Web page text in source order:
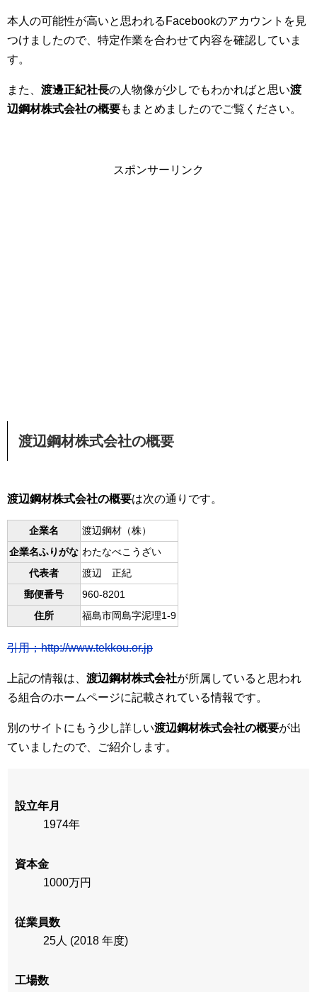
本人の可能性が高いと思われるFacebookのアカウントを見
つけましたので、特定作業を合わせて内容を確認していま
す。
また、 渡邊正紀社長の人物像が少しでもわかればと思い渡
辺鋼材株式会社の概要もまとめましたのでご覧ください。
スポンサーリンク
渡辺鋼材株式会社の概要
渡辺鋼材株式会社の概要は次の通りです。
企業名
渡辺鋼材（株）
企業名ふりがな わたなべこうざい
代表者
渡辺 正紀
郵便番号
960-8201
住所
福島市岡島字泥理1-9
引用；http://www.tekkou.or.jp
上記の情報は、 渡辺鋼材株式会社が所属していると思われ
る組合のホームページに記載されている情報です。
別のサイトにもう少し詳しい渡辺鋼材株式会社の概要が出
ていましたので、ご紹介します。
設立年月
1974年
資本金
1000万円
従業員数
25人 (2018 年度)
工場数